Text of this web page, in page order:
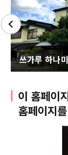
이 홈페이
홈페이지